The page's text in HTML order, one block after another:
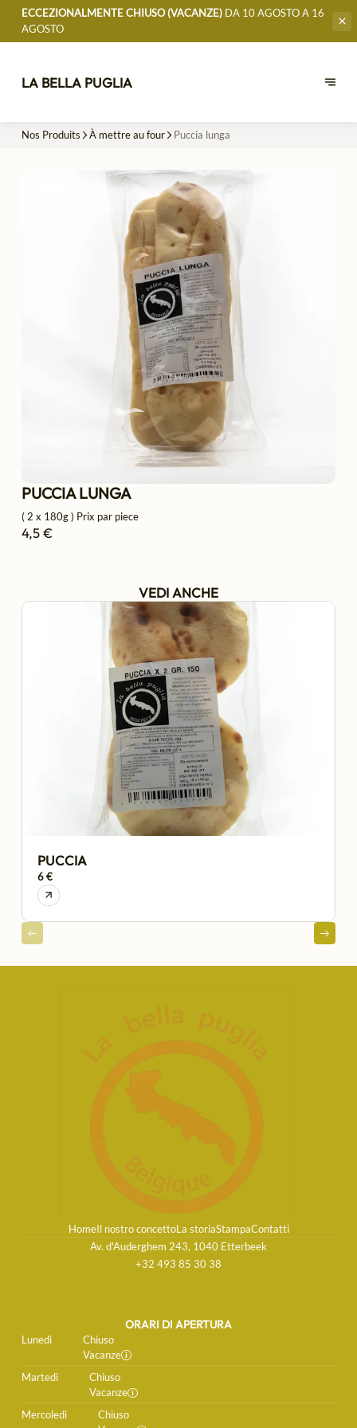
ECCEZIONALMENTE CHIUSO (VACANZE)DA 10 AGOSTO A 16
AGOSTO
LA BELLA PUGLIA
Nos Produits À mettre au four Puccia lunga
PUCCIA LUNGA
( 2 x 180g ) Prix par piece
4,5 €
VEDI ANCHE
PUCCIA
6 €
HomeIl nostro concettoLa storiaStampaContatti
Av. d'Auderghem 243, 1040 Etterbeek
+32 493 85 30 38
ORARI DI APERTURA
Lunedì Chiuso
Vacanze
Martedì Chiuso
Vacanze
Mercoledì Chiuso